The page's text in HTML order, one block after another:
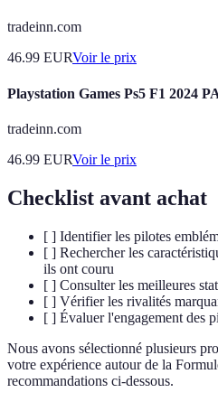
tradeinn.com
46.99 EURVoir le prix
Playstation Games Ps5 F1 2024
tradeinn.com
46.99 EURVoir le prix
Checklist avant achat
[ ] Identifier les pilotes
[ ] Rechercher les
ils ont couru
[ ] Consulter les meilleures
[ ] Vérifier les rivalités
[ ] Évaluer l'engagement des
Nous avons sélectionné plusieurs
votre expérience autour de la
recommandations ci-dessous.